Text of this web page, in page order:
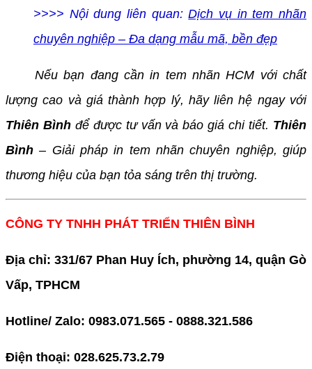
>>>> Nội dung liên quan:Dịch vụ in tem nhãn
chuyên nghiệp – Đa dạng mẫu mã, bền đẹp
Nếu bạn đang cần in tem nhãn HCM với chất
lượng cao và giá thành hợp lý, hãy liên hệ ngay với
Thiên Bìnhđể được tư vấn và báo giá chi tiết. Thiên
Bình – Giải pháp in tem nhãn chuyên nghiệp, giúp
thương hiệu của bạn tỏa sáng trên thị trường.
CÔNG TY TNHH PHÁT TRIỂN THIÊN BÌNH
Địa chỉ: 331/67 Phan Huy Ích, phường 14, quận Gò
Vấp, TPHCM
Hotline/ Zalo: 0983.071.565 - 0888.321.586
Điện thoại: 028.625.73.2.79